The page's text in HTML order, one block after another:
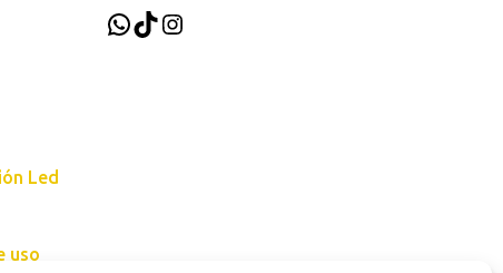
Led
uso
WhatsApp
TikTokInstagram